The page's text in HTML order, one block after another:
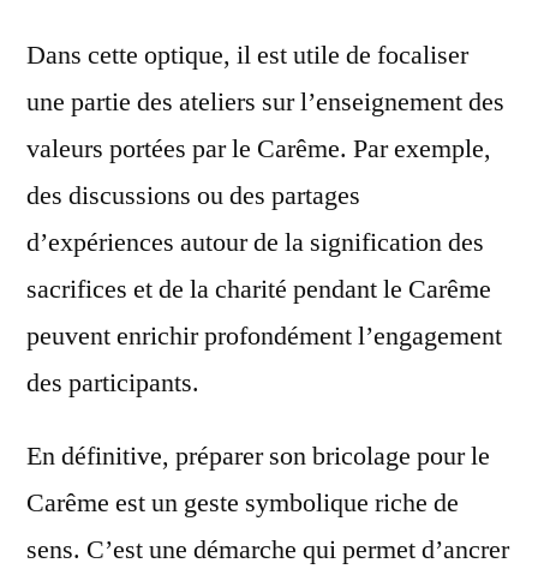
Dans cette optique, il est utile de focaliser
une partie des ateliers sur l’enseignement des
valeurs portées par le Carême. Par exemple,
des discussions ou des partages
d’expériences autour de la signification des
sacrifices et de la charité pendant le Carême
peuvent enrichir profondément l’engagement
des participants.
En définitive, préparer son bricolage pour le
Carême est un geste symbolique riche de
sens. C’est une démarche qui permet d’ancrer